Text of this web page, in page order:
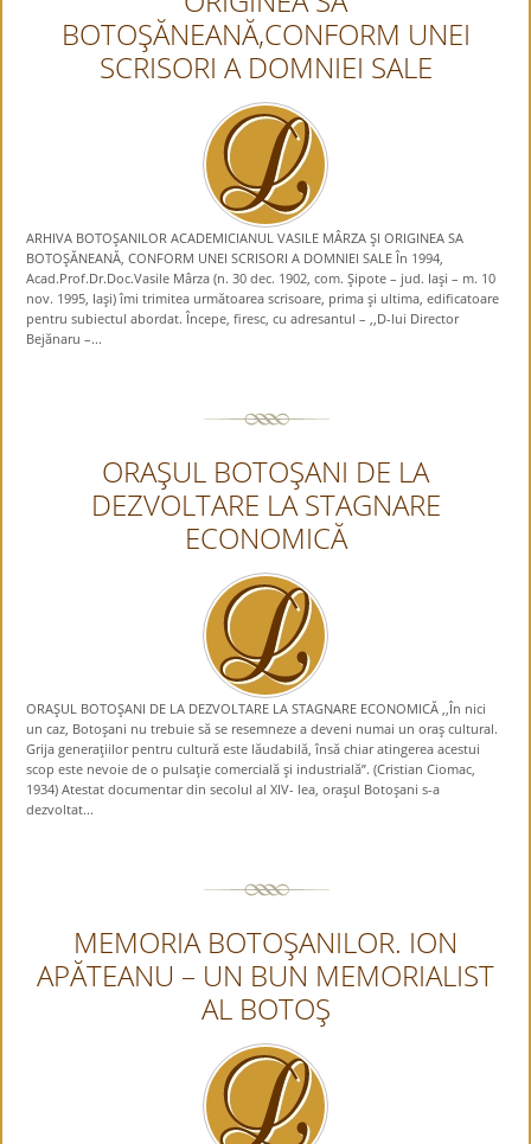
BOTOŞĂNEANĂ,CONFORM UNEI
SCRISORI A DOMNIEI SALE
ARHIVA BOTOŞANILOR ACADEMICIANUL VASILE MÂRZA ŞI ORIGINEA SA
BOTOŞĂNEANĂ, CONFORM UNEI SCRISORI A DOMNIEI SALE În 1994,
Acad.Prof.Dr.Doc.Vasile Mârza (n. 30 dec. 1902, com. Şipote – jud. Iaşi – m. 10
nov. 1995, Iaşi) îmi trimitea următoarea scrisoare, prima şi ultima, edificatoare
pentru subiectul abordat. Începe, firesc, cu adresantul – ,,D-lui Director
Bejănaru –...
ORAŞUL BOTOŞANI DE LA
DEZVOLTARE LA STAGNARE
ECONOMICĂ
ORAŞUL BOTOŞANI DE LA DEZVOLTARE LA STAGNARE ECONOMICĂ ,,În nici
un caz, Botoşani nu trebuie să se resemneze a deveni numai un oraş cultural.
Grija generaţiilor pentru cultură este lăudabilă, însă chiar atingerea acestui
scop este nevoie de o pulsaţie comercială şi industrială”. (Cristian Ciomac,
1934) Atestat documentar din secolul al XIV- lea, oraşul Botoşani s-a
dezvoltat...
MEMORIA BOTOŞANILOR. ION
APĂTEANU – UN BUN MEMORIALIST
AL BOTOŞ